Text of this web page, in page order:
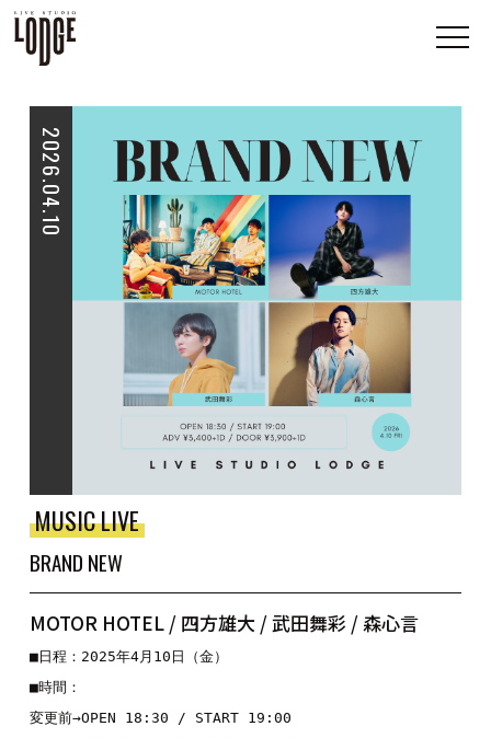
2026.04.10
MUSIC LIVE
BRAND NEW
MOTOR HOTEL / 四方雄大 / 武田舞彩 / 森心言
■日程：2025年4月10日（金）
■時間：
変更前→OPEN 18:30 / START 19:00